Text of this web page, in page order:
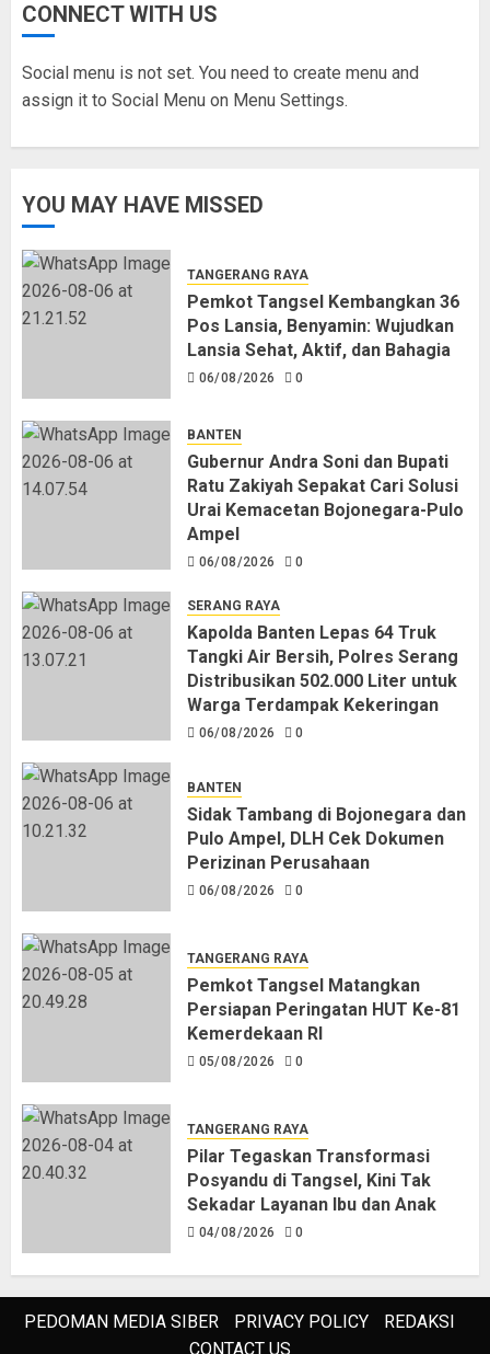
CONNECT WITH US
Social menu is not set. You need to create menu and
assign it to Social Menu on Menu Settings.
YOU MAY HAVE MISSED
TANGERANG RAYA
Pemkot Tangsel Kembangkan 36
Pos Lansia, Benyamin: Wujudkan
Lansia Sehat, Aktif, dan Bahagia
06/08/2026 0
BANTEN
Gubernur Andra Soni dan Bupati
Ratu Zakiyah Sepakat Cari Solusi
Urai Kemacetan Bojonegara-Pulo
Ampel
06/08/2026 0
SERANG RAYA
Kapolda Banten Lepas 64 Truk
Tangki Air Bersih, Polres Serang
Distribusikan 502.000 Liter untuk
Warga Terdampak Kekeringan
06/08/2026 0
BANTEN
Sidak Tambang di Bojonegara dan
Pulo Ampel, DLH Cek Dokumen
Perizinan Perusahaan
06/08/2026 0
TANGERANG RAYA
Pemkot Tangsel Matangkan
Persiapan Peringatan HUT Ke-81
Kemerdekaan RI
05/08/2026 0
TANGERANG RAYA
Pilar Tegaskan Transformasi
Posyandu di Tangsel, Kini Tak
Sekadar Layanan Ibu dan Anak
04/08/2026 0
PEDOMAN MEDIA SIBER PRIVACY POLICY
REDAKSI
CONTACT US